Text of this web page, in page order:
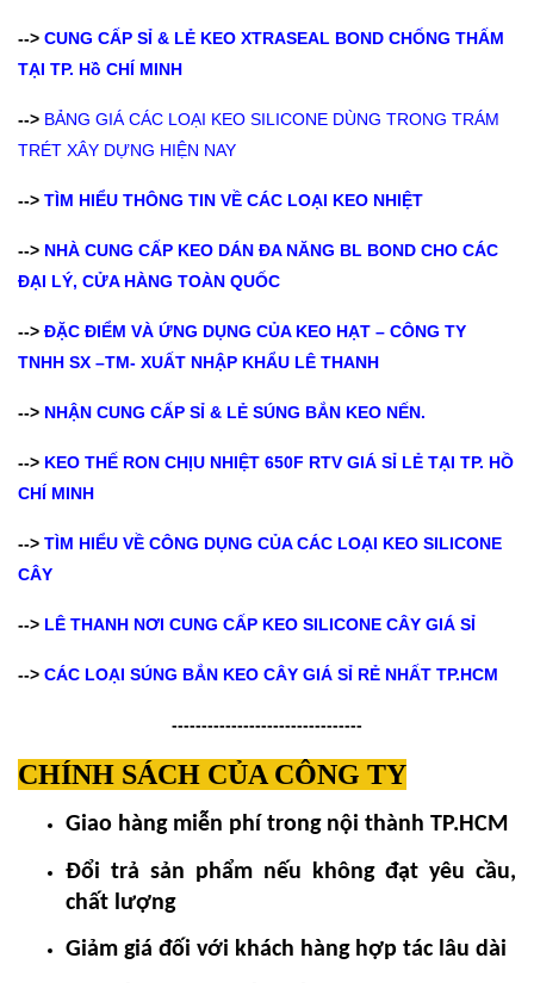
--> CUNG CẤP SỈ & LẺ KEO XTRASEAL BOND CHỐNG THẤM
TẠI TP. Hồ CHÍ MINH
--> BẢNG GIÁ CÁC LOẠI KEO SILICONE DÙNG TRONG TRÁM
TRÉT XÂY DỰNG HIỆN NAY
--> TÌM HIỂU THÔNG TIN VỀ CÁC LOẠI KEO NHIỆT
--> NHÀ CUNG CẤP KEO DÁN ĐA NĂNG BL BOND CHO CÁC
ĐẠI LÝ, CỬA HÀNG TOÀN QUỐC
--> ĐẶC ĐIỂM VÀ ỨNG DỤNG CỦA KEO HẠT – CÔNG TY
TNHH SX –TM- XUẤT NHẬP KHẨU LÊ THANH
--> NHẬN CUNG CẤP SỈ & LẺ SÚNG BẮN KEO NẾN.
--> KEO THẾ RON CHỊU NHIỆT 650F RTV GIÁ SỈ LẺ TẠI TP. HỒ
CHÍ MINH
--> TÌM HIỂU VỀ CÔNG DỤNG CỦA CÁC LOẠI KEO SILICONE
CÂY
--> LÊ THANH NƠI CUNG CẤP KEO SILICONE CÂY GIÁ SỈ
--> CÁC LOẠI SÚNG BẮN KEO CÂY GIÁ SỈ RẺ NHẤT TP.HCM
--------------------------------
CHÍNH SÁCH CỦA CÔNG TY
Giao hàng miễn phí trong nội thành TP.HCM
Đổi trả sản phẩm nếu không đạt yêu cầu,
chất lượng
Giảm giá đối với khách hàng hợp tác lâu dài